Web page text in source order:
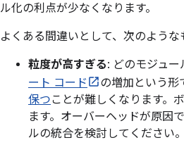
ル化の利点が少なくなります。
よくある間違いとして、次のような
粒度が高すぎる: どのモジュ
ート コード
の増加という形
保つ ことが難しくなります。
ます。オーバーヘッドが原因
ルの統合を検討してください。